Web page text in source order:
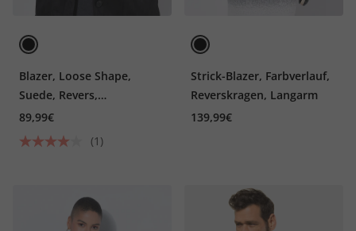
Blazer, Loose Shape,
Suede, Revers,
Komplettfutter
89,99€
(1)
Strick-Blazer, Farbverlauf,
Reverskragen, Langarm
139,99€